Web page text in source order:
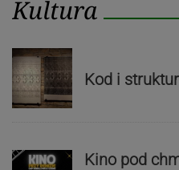
Kultura
Kod i
Kino pod